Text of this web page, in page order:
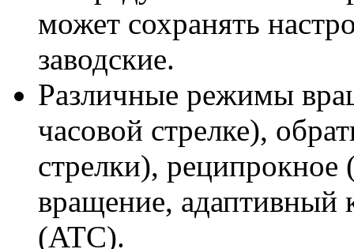
может сохранять
заводские.
Различные режимы
часовой стрелке),
стрелки), реципрокное
вращение, адаптивный
(ATC).